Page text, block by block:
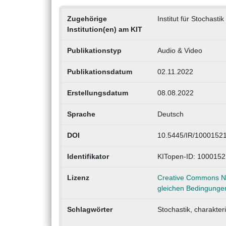
Zugehörige
Institution(en) am KIT
Institut für Stochastik
Publikationstyp Audio & Video
Publikationsdatum 02.11.2022
Erstellungsdatum 08.08.2022
Sprache Deutsch
DOI 10.5445/IR/
Identifikator KITopen-ID:
Lizenz
Creative Commons
gleichen
Schlagwörter Stochastik,